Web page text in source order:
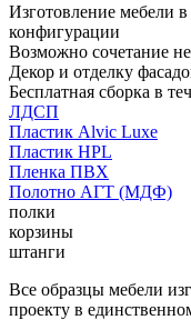
Изготовление мебели
конфигурации
Возможно сочетание
Декор и отделку
Бесплатная сборка в
ЛДСП
Пластик Alvic Luxe
Пластик HPL
Пленка ПВХ
Полотно АГТ (МДФ)
полки
корзины
штанги
Все образцы мебели
проекту в